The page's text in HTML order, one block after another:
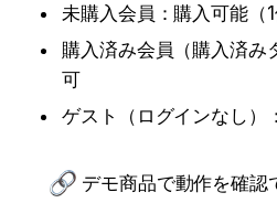
未購入会員：購入可能（1
購入済み会員（購入済み
可
ゲスト（ログインなし）
デモ商品で動作を確